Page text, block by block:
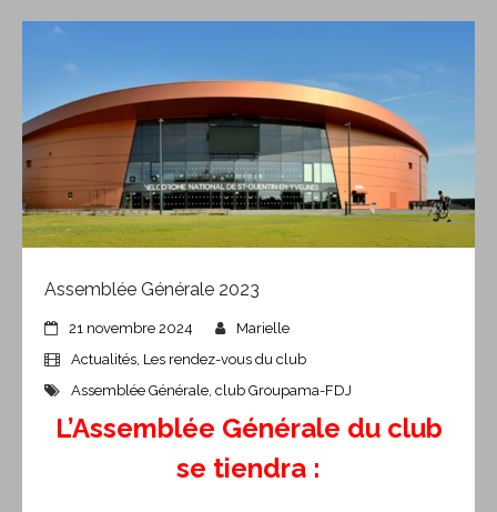
Vidéos
Adhérez au Club
Assemblée Générale 2023
21 novembre 2024
Marielle
Actualités, Les rendez-vous du club
Assemblée Générale, club Groupama-FDJ
L’Assemblée Générale du club
se tiendra :